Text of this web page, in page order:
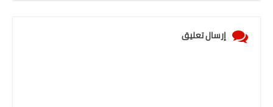
إرسال تعليق